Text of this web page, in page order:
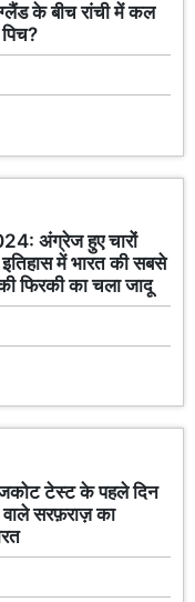
के बीच रांची में कल
अंग्रेज हुए चारों
में भारत की सबसे
फिरकी का चला जादू
टेस्ट के पहले दिन
सरफ़राज़ का